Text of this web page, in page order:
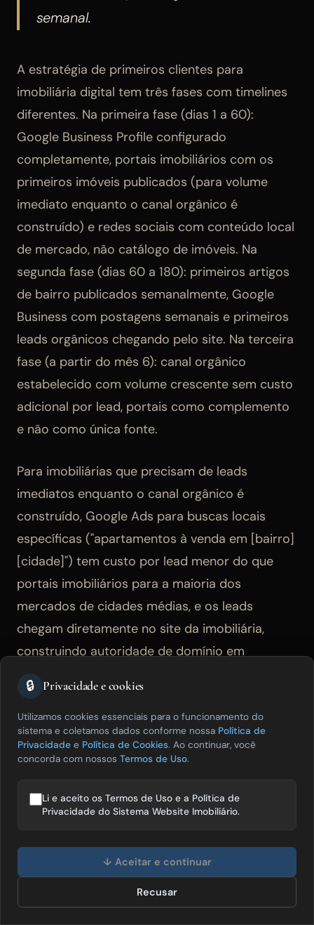
semanal.
A estratégia de primeiros clientes para
imobiliária digital tem três fases com timelines
diferentes. Na primeira fase (dias 1 a 60):
Google Business Profile configurado
completamente, portais imobiliários com os
primeiros imóveis publicados (para volume
imediato enquanto o canal orgânico é
construído) e redes sociais com conteúdo local
de mercado, não catálogo de imóveis. Na
segunda fase (dias 60 a 180): primeiros artigos
de bairro publicados semanalmente, Google
Business com postagens semanais e primeiros
leads orgânicos chegando pelo site. Na terceira
fase (a partir do mês 6): canal orgânico
estabelecido com volume crescente sem custo
adicional por lead, portais como complemento
e não como única fonte.
Para imobiliárias que precisam de leads
imediatos enquanto o canal orgânico é
construído, Google Ads para buscas locais
específicas ("apartamentos à venda em [bairro]
[cidade]") tem custo por lead menor do que
portais imobiliários para a maioria dos
mercados de cidades médias, e os leads
chegam diretamente no site da imobiliária,
construindo autoridade de domínio em
paralelo. Os
útilsão a referência mais atualizada para
produção de conteúdo que ranqueia
organicamente.
Como a inteligência artificial
desde o início?
IA para imobiliárias digitais tem três
🔒 Privacidade e cookies
Utilizamos cookies essenciais para o funcionamento do
sistema e coletamos dados conforme nossa Política de
Privacidade e Política de Cookies. Ao continuar, você
concorda com nossos Termos de Uso.
Li e aceito os Termos de Uso e a Política de
Privacidade do Sistema Website Imobiliário.
↓ Aceitar e continuar
Recusar
imóveis? 😊